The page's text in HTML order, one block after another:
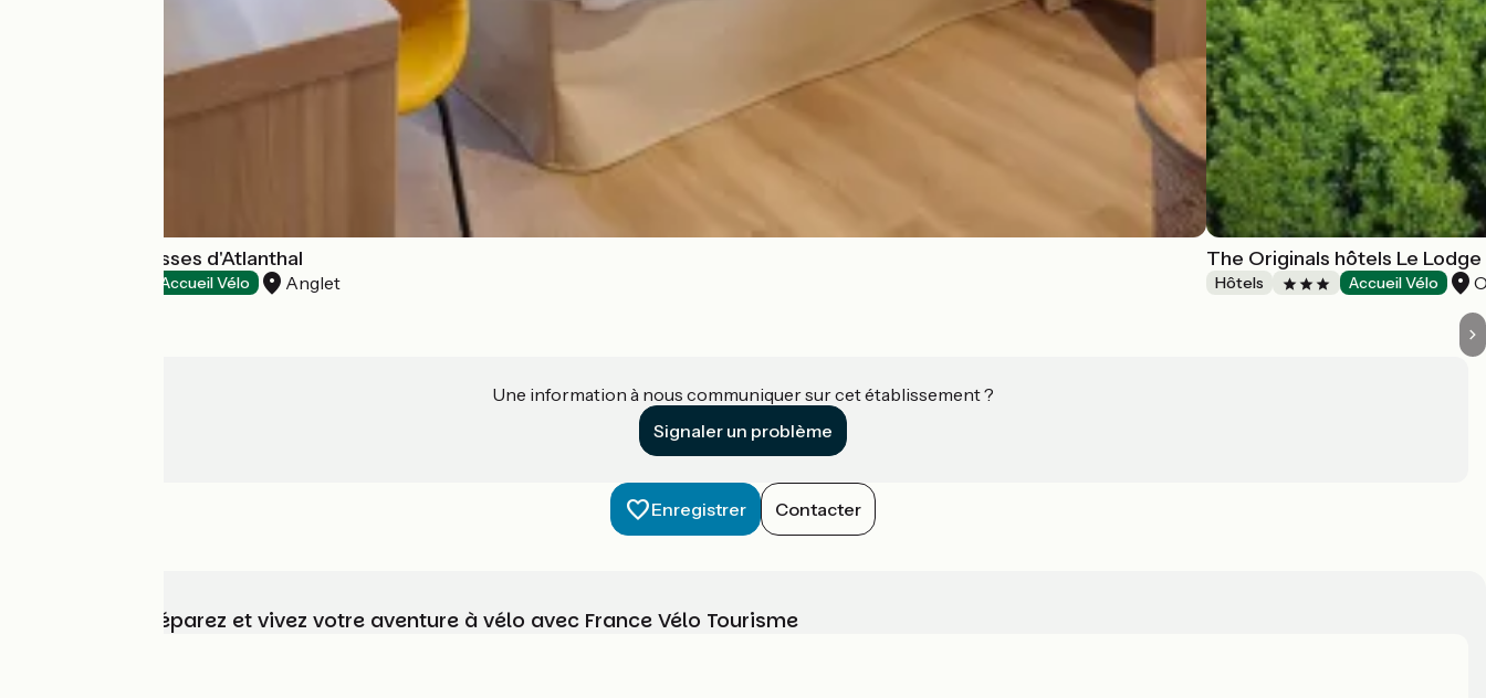
Hôtel Les Terrasses d'Atlanthal
Accueil Vélo Anglet
The Originals hôtels Le Lodge
Hôtels Accueil Vélo
Une information à nous communiquer sur cet établissement ?
Signaler un problème
Enregistrer Contacter
Choisissez, préparez et vivez votre aventure à vélo avec France Vélo Tourisme